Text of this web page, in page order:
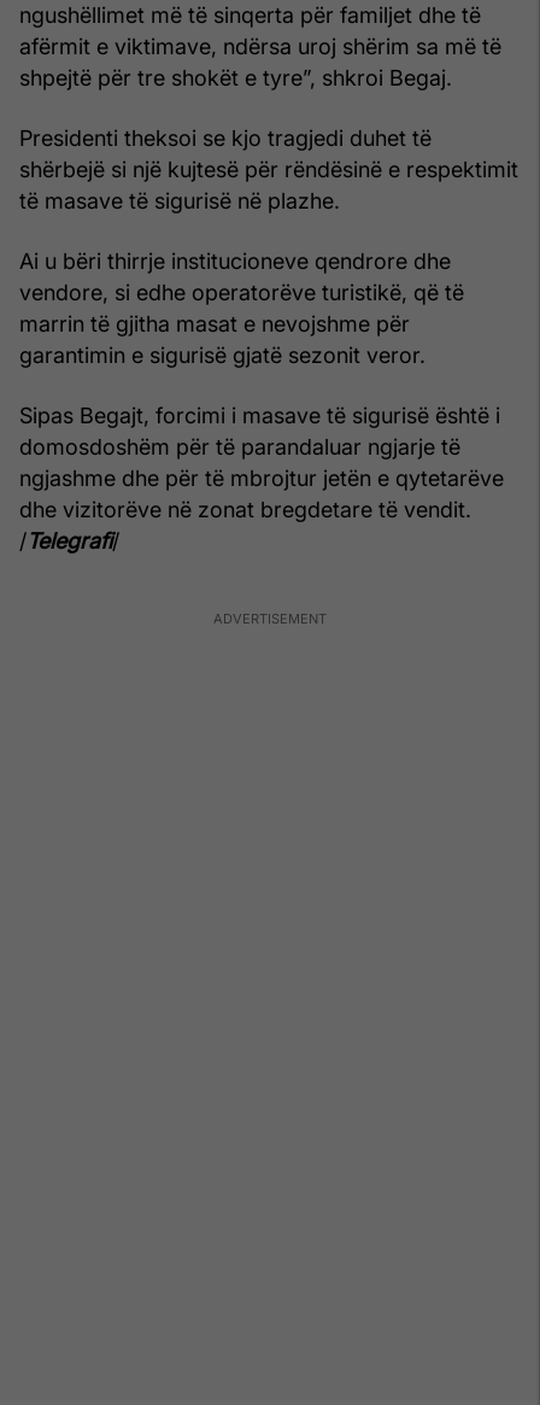
ngushëllimet më të sinqerta për familjet dhe të
afërmit e viktimave, ndërsa uroj shërim sa më të
shpejtë për tre shokët e tyre”, shkroi Begaj.
Presidenti theksoi se kjo tragjedi duhet të
shërbejë si një kujtesë për rëndësinë e respektimit
të masave të sigurisë në plazhe.
Ai u bëri thirrje institucioneve qendrore dhe
vendore, si edhe operatorëve turistikë, që të
marrin të gjitha masat e nevojshme për
garantimin e sigurisë gjatë sezonit veror.
Sipas Begajt, forcimi i masave të sigurisë është i
domosdoshëm për të parandaluar ngjarje të
ngjashme dhe për të mbrojtur jetën e qytetarëve
dhe vizitorëve në zonat bregdetare të vendit.
/Telegrafi/